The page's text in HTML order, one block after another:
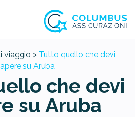
viaggio > Tutto quello che devi
su Aruba
che devi
su Aruba